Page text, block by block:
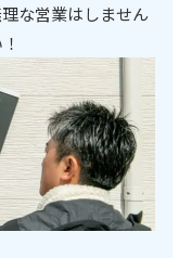
な営業はしません